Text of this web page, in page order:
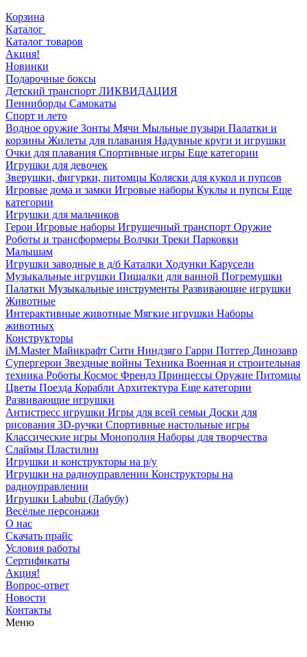
Корзина
Каталог
Каталог товаров
Акция!
Новинки
Подарочные боксы
Детский транспорт ЛИКВИДАЦИЯ
Пенниборды Самокаты
Спорт и лето
Водное оружие Зонты Мячи Мыльные пузыри Палатки и
корзины Жилеты для плавания Надувные круги и игрушки
Очки для плавания Спортивные игры Еще категории
Игрушки для девочек
Зверушки, фигурки, питомцы Коляски для кукол и пупсов
Игровые дома и замки Игровые наборы Куклы и пупсы Еще
категории
Игрушки для мальчиков
Герои Игровые наборы Игрушечный транспорт Оружие
Роботы и трансформеры Волчки Треки Парковки
Малышам
Игрушки заводные в д/б Каталки Ходунки Карусели
Музыкальные игрушки Пищалки для ванной Погремушки
Палатки Музыкальные инструменты Развивающие игрушки
Животные
Интерактивные животные Мягкие игрушки Наборы
животных
Конструкторы
iM.Master Майнкрафт Сити Ниндзяго Гарри Поттер Динозавр
Супергерои Звездные войны Техника Военная и строительная
техника Роботы Космос Френдз Принцессы Оружие Питомцы
Цветы Поезда Корабли Архитектура Еще категории
Развивающие игрушки
Антистресс игрушки Игры для всей семьи Доски для
рисования 3D-ручки Спортивные настольные игры
Классические игры Монополия Наборы для творчества
Слаймы Пластилин
Игрушки и конструкторы на р/у
Игрушки на радиоуправлении Конструкторы на
радиоуправлении
Игрушки Labubu (Лабубу)
Весёлые персонажи
О нас
Скачать прайс
Условия работы
Сертификаты
Акция!
Вопрос-ответ
Новости
Контакты
Меню